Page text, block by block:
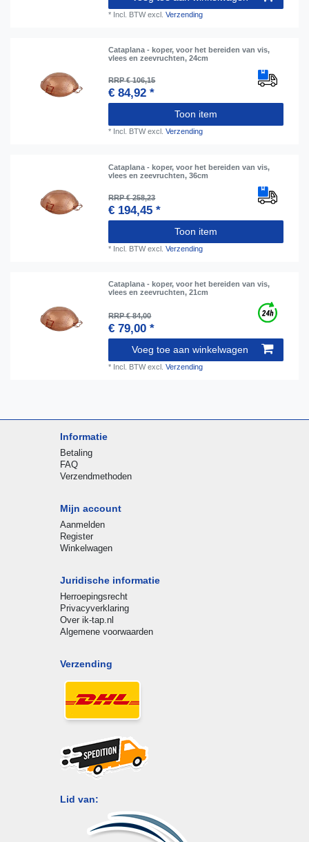
* Incl. BTWexcl.Verzending
Cataplana - koper, voor het bereiden van vis,
vlees en zeevruchten, 24cm
RRP € 106,15
€ 84,92 *
Toon item
* Incl. BTWexcl.Verzending
Cataplana - koper, voor het bereiden van vis,
vlees en zeevruchten, 36cm
RRP € 258,23
€ 194,45 *
Toon item
* Incl. BTWexcl.Verzending
Cataplana - koper, voor het bereiden van vis,
vlees en zeevruchten, 21cm
RRP € 84,00
€ 79,00 *
Voeg toe aan winkelwagen
* Incl. BTWexcl.Verzending
Informatie
Betaling
FAQ
Verzendmethoden
Mijn account
Aanmelden
Register
Winkelwagen
Juridische informatie
Herroepingsrecht
Privacyverklaring
Over ik-tap.nl
Algemene voorwaarden
Verzending
Lid van: